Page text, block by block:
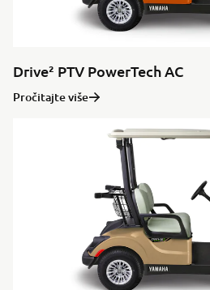
Drive² PTV PowerTech AC
Pročitajte više